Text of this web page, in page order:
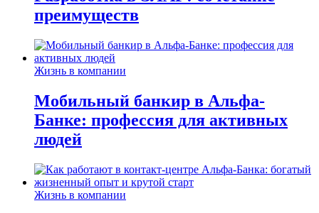
преимуществ
Жизнь в компании
Мобильный банкир в Альфа-
Банке: профессия для активных
людей
Жизнь в компании